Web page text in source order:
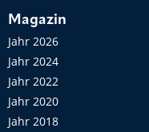
Magazin
Jahr 2026
Jahr 2024
Jahr 2022
Jahr 2020
Jahr 2018